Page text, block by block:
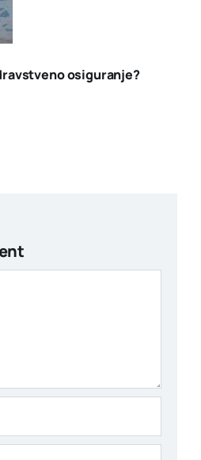
osiguranje?